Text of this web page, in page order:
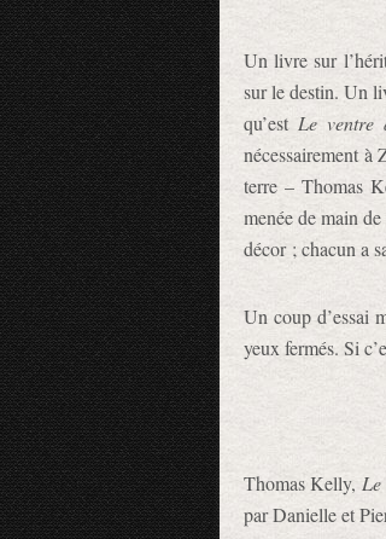
Un livre sur
sur le destin. Un
qu’est Le ventre
nécessairement à
terre – Thomas
menée de main
décor ; chacun a
Un coup d’essai
yeux fermés. Si
Thomas Kelly,
par Danielle et